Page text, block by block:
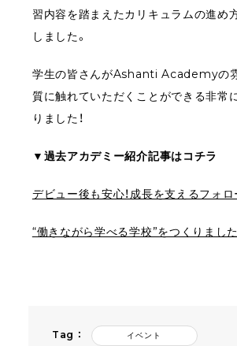
習内容を踏まえたカリキュラムの進め
しました。
学生の皆さんがAshanti Academyの
質に触れていただくことができる非常
りました！
▼過去アカデミー紹介記事はコチラ
デビュー後も安心！成長を支えるフォ
“働きながら学べる学校”をつくりました
Tag ： イベント